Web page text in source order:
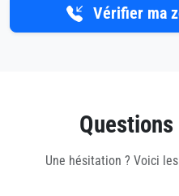
Vérifier ma
Une hésitation ? Voici